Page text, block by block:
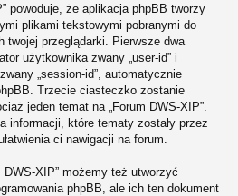
powoduje, że aplikacja phpBB tworzy
plikami tekstowymi pobranymi do
twojej przeglądarki. Pierwsze dwa
użytkownika zwany „user-id” i
„session-id”, automatycznie
Trzecie ciasteczko zostanie
jeden temat na „Forum DWS-XIP”.
informacji, które tematy zostały przez
ci nawigacji na forum.
XIP” możemy też utworzyć
phpBB, ale ich ten dokument